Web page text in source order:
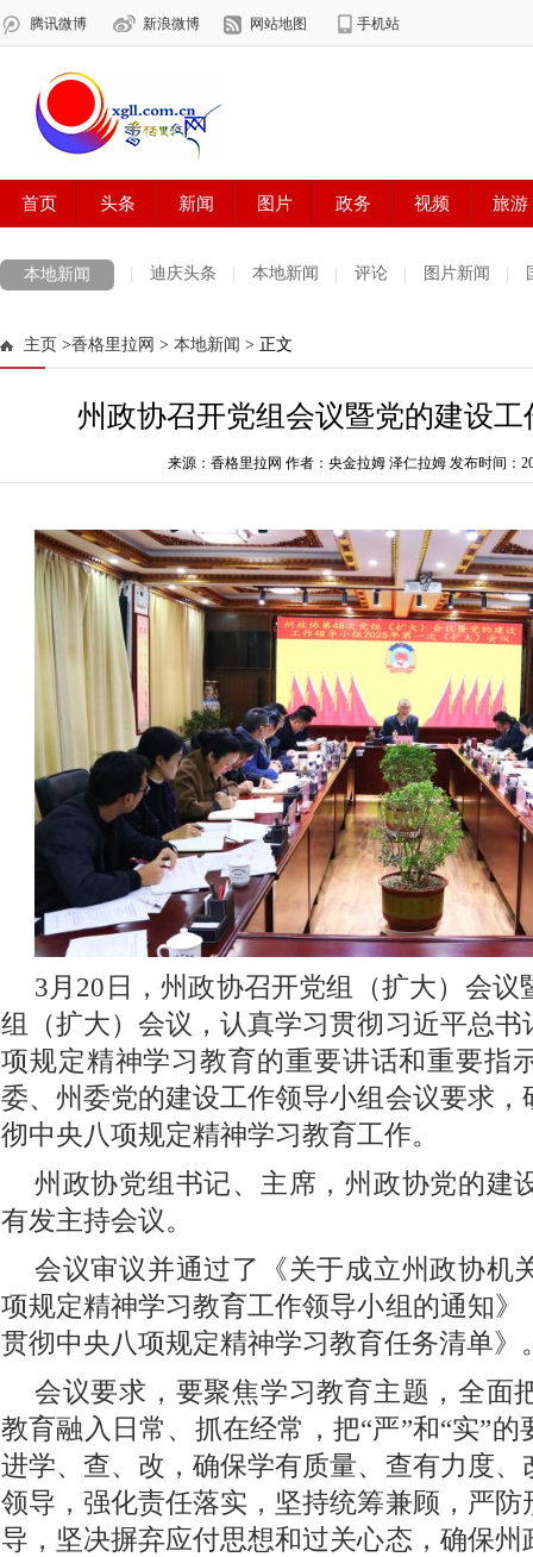
本地新闻 迪庆头条 本地新闻 评论 图片新闻
主页 >香格里拉网 > 本地新闻 > 正文
州政协召开党组会议暨党的建设
来源：香格里拉网 作者：央金拉姆 泽仁拉姆 发布时间：
3月20日，州政协召开党组（扩大）会
组（扩大）会议，认真学习贯彻习近平总
项规定精神学习教育的重要讲话和重要指
委、州委党的建设工作领导小组会议要求
彻中央八项规定精神学习教育工作。
州政协党组书记、主席，州政协党的建
有发主持会议。
会议审议并通过了《关于成立州政协机
项规定精神学习教育工作领导小组的通知
贯彻中央八项规定精神学习教育任务清单》
会议要求，要聚焦学习教育主题，全面
教育融入日常、抓在经常，把“严”和“实”
进学、查、改，确保学有质量、查有力度
领导，强化责任落实，坚持统筹兼顾，严
导，坚决摒弃应付思想和过关心态，确保